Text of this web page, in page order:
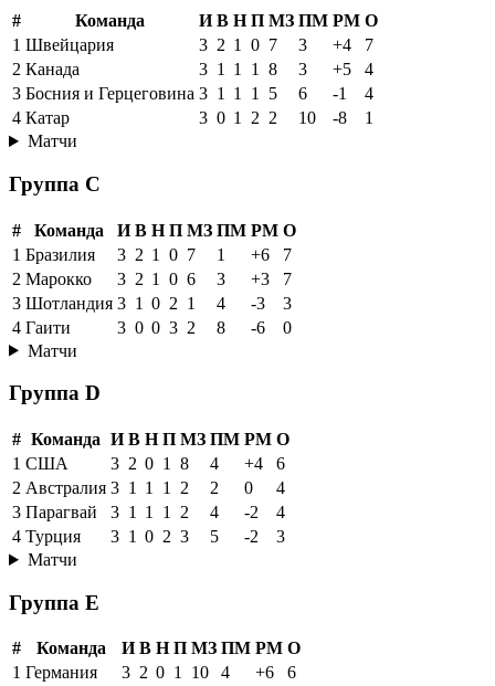
# Команда И В Н П МЗ ПМ РМ О
1 Швейцария 3 2 1 0 7 3 +4
7
2 Канада 3 1 1 1 8 3 +5
4
3 Босния и Герцеговина 3 1 1 1 5 6 -1
4
4 Катар 3 0 1 2 2 10 -8
1
Матчи
Группа C
# Команда И В Н П МЗ ПМ РМ О
1 Бразилия 3 2 1 0 7 1 +6
7
2 Марокко 3 2 1 0 6 3 +3
7
3 Шотландия 3 1 0 2 1 4 -3
3
4 Гаити 3 0 0 3 2 8 -6
0
Матчи
Группа D
# Команда И В Н П МЗ ПМ РМ О
1 США 3 2 0 1 8 4 +4
6
2 Австралия 3 1 1 1 2 2 0
4
3 Парагвай 3 1 1 1 2 4 -2
4
4 Турция 3 1 0 2 3 5 -2
3
Матчи
Группа E
# Команда И В Н П МЗ ПМ РМ О
1 Германия 3 2 0 1 10 4 +6
6